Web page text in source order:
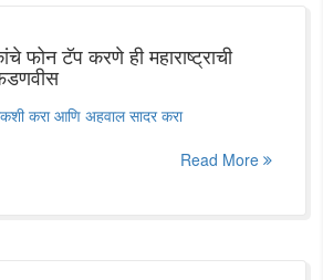
फोन टॅप करणे ही महाराष्ट्राची
करा आणि अहवाल सादर करा
Read More